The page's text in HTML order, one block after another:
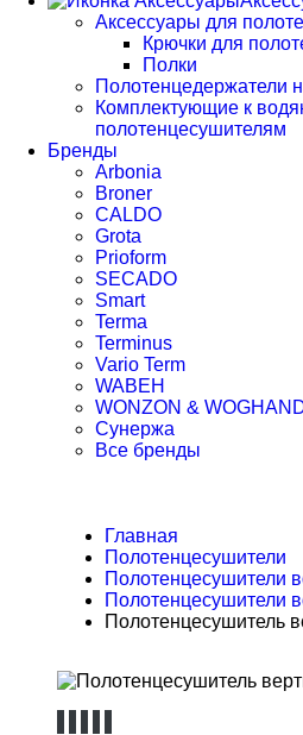
Аксессуары для
Крючки для
Полки
Полотенцедержатели
Комплектующие к
полотенцесушителям
Бренды
Arbonia
Broner
CALDO
Grota
Prioform
SECADO
Smart
Terma
Terminus
Vario Term
WABEH
WONZON &
Сунержа
Все бренды
Главная
Полотенцесушители
Полотенцесушители
Полотенцесушители
Полотенцесушитель